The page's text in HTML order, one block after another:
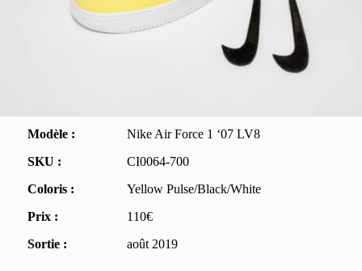
Modèle :
Nike Air Force 1 ‘07 LV8
SKU :
CI0064-700
Coloris :
Yellow Pulse/Black/White
Prix :
110€
Sortie :
août 2019